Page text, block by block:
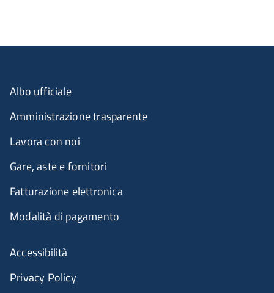
Albo ufficiale
Amministrazione trasparente
Lavora con noi
Gare, aste e fornitori
Fatturazione elettronica
Modalità di pagamento
Accessibilità
Privacy Policy